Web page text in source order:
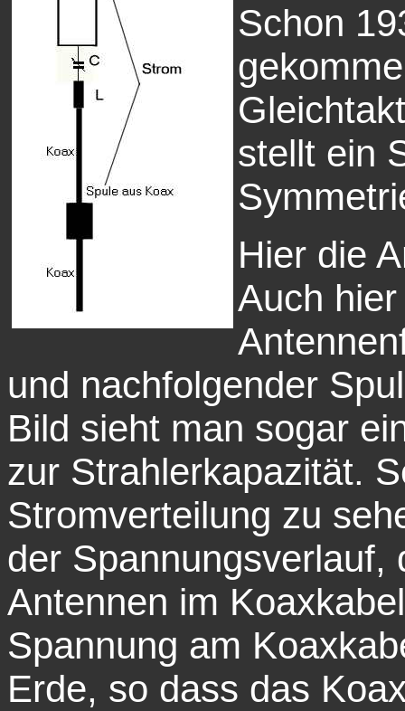
Schon
stellt ein
Hier die
Auch
und nachfolgender
Bild sieht man sogar
zur Strahlerkapazität.
Stromverteilung zu
der Spannungsverlauf,
Antennen im
Spannung am
Erde, so dass das